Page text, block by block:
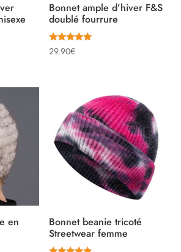
Bonnet ample d’hiver F&S
doublé fourrure
Note
5.00
29.90€
en
Bonnet beanie tricoté
Streetwear femme